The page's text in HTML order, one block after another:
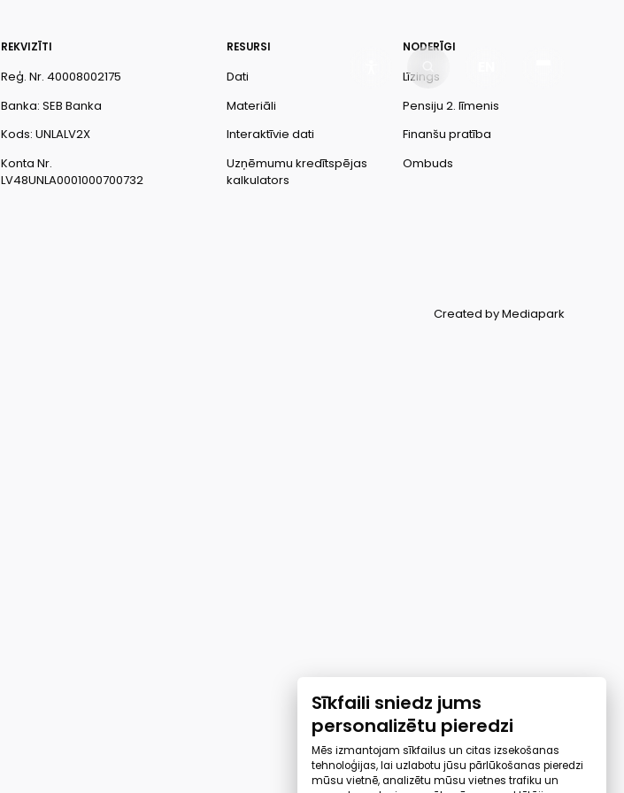
REKVIZĪTI
Reģ. Nr. 40008002175
Banka: SEB Banka
Kods: UNLALV2X
Konta Nr.
LV48UNLA0001000700732
RESURSI
Dati
Materiāli
Interaktīvie dati
Uzņēmumu kredītspējas
kalkulators
NODERĪGI
Līzings
Pensiju 2. līmenis
Finanšu pratība
Ombuds
Created by Mediapark
Sīkfaili sniedz jums
personalizētu pieredzi
Mēs izmantojam sīkfailus un citas izsekošanas
tehnoloģijas, lai uzlabotu jūsu pārlūkošanas pieredzi
mūsu vietnē, analizētu mūsu vietnes trafiku un